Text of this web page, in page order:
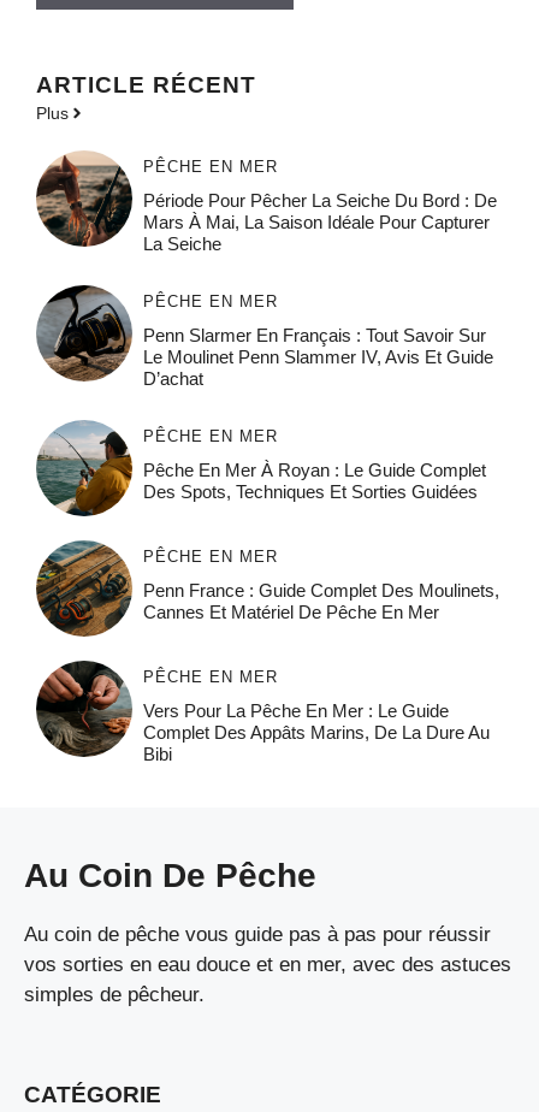
ARTICLE RÉCENT
Plus
PÊCHE EN MER
Période Pour Pêcher La Seiche Du Bord : De
Mars À Mai, La Saison Idéale Pour Capturer
La Seiche
PÊCHE EN MER
Penn Slarmer En Français : Tout Savoir Sur
Le Moulinet Penn Slammer IV, Avis Et Guide
D’achat
PÊCHE EN MER
Pêche En Mer À Royan : Le Guide Complet
Des Spots, Techniques Et Sorties Guidées
PÊCHE EN MER
Penn France : Guide Complet Des Moulinets,
Cannes Et Matériel De Pêche En Mer
PÊCHE EN MER
Vers Pour La Pêche En Mer : Le Guide
Complet Des Appâts Marins, De La Dure Au
Bibi
Au Coin De Pêche
Au coin de pêche vous guide pas à pas pour réussir
vos sorties en eau douce et en mer, avec des astuces
simples de pêcheur.
CATÉGORIE